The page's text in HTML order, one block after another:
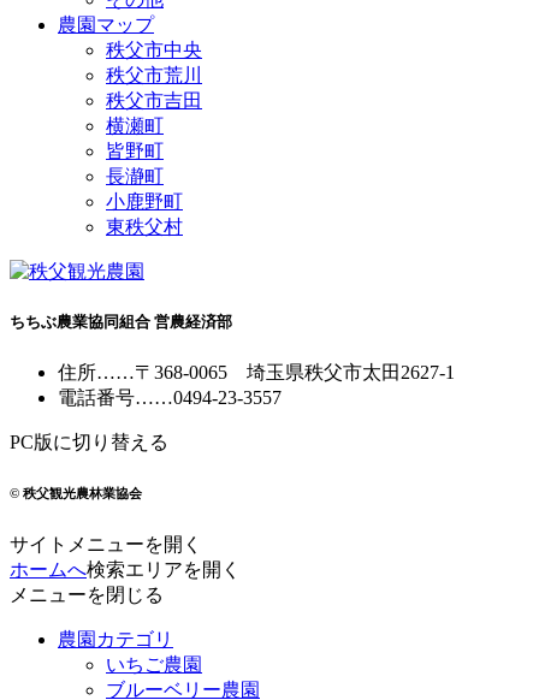
農園マップ
秩父市中央
秩父市荒川
秩父市吉田
横瀬町
皆野町
長瀞町
小鹿野町
東秩父村
ちちぶ農業協同組合 営農経済部
住所……〒368-0065 埼玉県秩父市太田2627-1
電話番号……0494-23-3557
PC版に切り替える
© 秩父観光農林業協会
サイトメニューを開く
ホームへ検索エリアを開く
メニューを閉じる
農園カテゴリ
いちご農園
ブルーベリー農園